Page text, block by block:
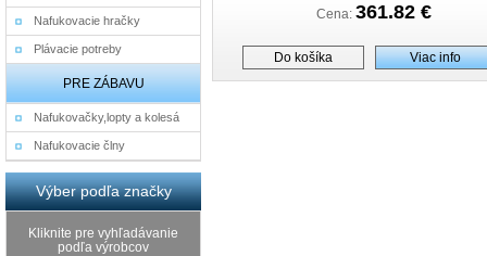
Nafukovacie hračky
Plávacie potreby
PRE ZÁBAVU
Nafukovačky,lopty a kolesá
Nafukovacie člny
Výber podľa značky
Kliknite pre vyhľadávanie
podľa výrobcov
Cena: 361.82 €
Do košíka Viac info